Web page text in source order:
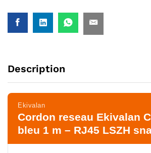
Description
Ekivalan
Cordon reseau Ekivalan
bleu 1 m – RJ45 LSZH